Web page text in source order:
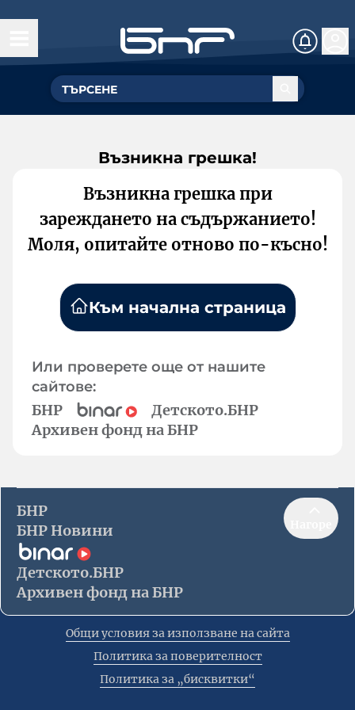
Възникна грешка!
Възникна грешка при
зареждането на съдържанието!
Моля, опитайте отново по-късно!
Към начална страница
Или проверете още от нашите
сайтове:
БНР
Детското.БНР
Архивен фонд на БНР
БНР
БНР Новини
Детското.БНР
Архивен фонд на БНР
Общи условия за използване на сайта
Политика за поверителност
Политика за „бисквитки“